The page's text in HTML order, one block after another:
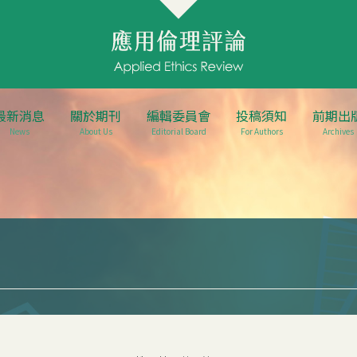
新消息
News
關於期刊
About Us
編輯委員會
Editorial Board
投稿須知
For Authors
前期出
Archives